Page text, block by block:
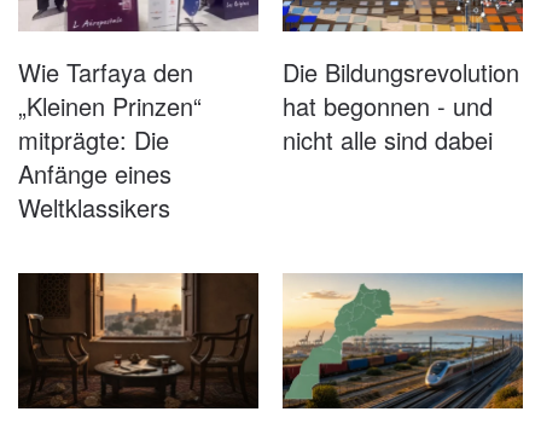
Wie Tarfaya den
„Kleinen Prinzen“
mitprägte: Die
Anfänge eines
Weltklassikers
Die Bildungsrevolution
hat begonnen - und
nicht alle sind dabei